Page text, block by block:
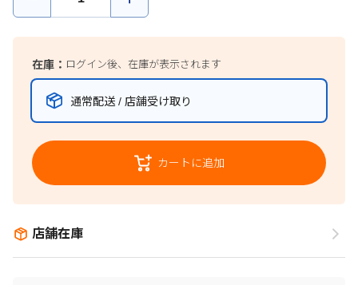
在庫： ログイン後、在庫が表示されます
通常配送 / 店舗受け取り
カートに追加
店舗在庫